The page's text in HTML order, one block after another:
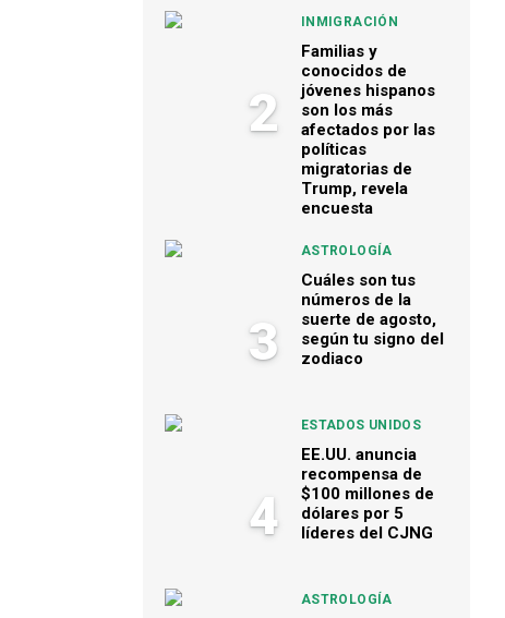
2
INMIGRACIÓN
Familias y
conocidos de
jóvenes hispanos
son los más
afectados por las
políticas
migratorias de
Trump, revela
encuesta
3
ASTROLOGÍA
Cuáles son tus
números de la
suerte de agosto,
según tu signo del
zodiaco
4
ESTADOS UNIDOS
EE.UU. anuncia
recompensa de
$100 millones de
dólares por 5
líderes del CJNG
ASTROLOGÍA